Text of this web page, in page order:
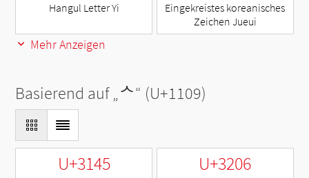
Hangul Letter Yi
Eingekreistes koreanisches
Zeichen Jueui
Mehr Anzeigen
Basierend auf „ᄉ“ (U+1109)
U+3145 U+3206